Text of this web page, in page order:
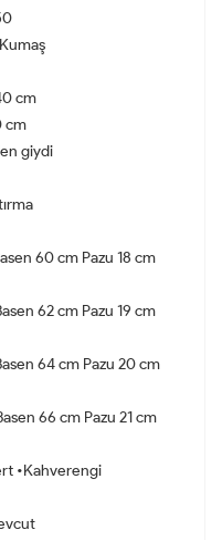
cm
cm
giydi
60 cm Pazu 18 cm
62 cm Pazu 19 cm
64 cm Pazu 20 cm
66 cm Pazu 21 cm
•Kahverengi